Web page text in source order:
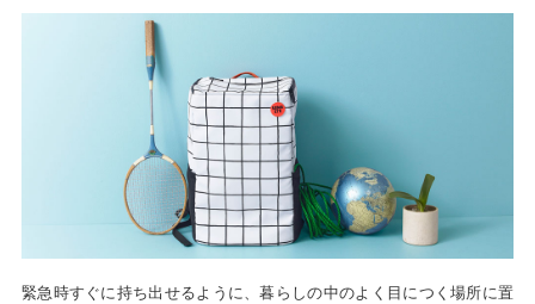
緊急時すぐに持ち出せるように、暮らしの中のよく目につく場所に置